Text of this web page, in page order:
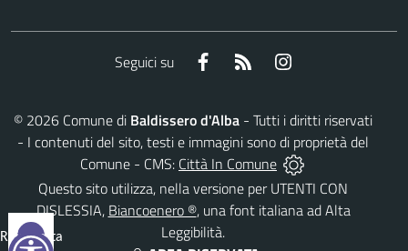
Seguici su Facebook RSS
© 2026 Comune di Baldissero d'Alba - Tutti i diritti riservati
- I contenuti del sito, testi e immagini sono di proprietà del
Comune - CMS: Città In Comune
Questo sito utilizza, nella versione per UTENTI CON
DISLESSIA, Biancoenero ®, una font italiana ad Alta
Leggibilità.
Reimposta